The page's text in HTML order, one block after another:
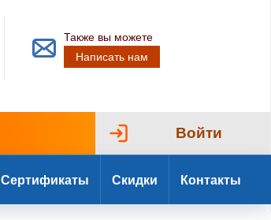
Также вы можете
Написать нам
Войти
Сертификаты Скидки Контакты